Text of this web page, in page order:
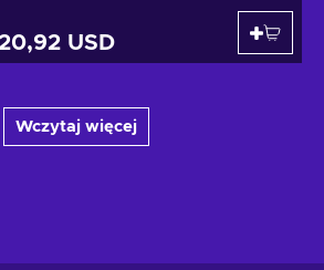
USD
Wczytaj więcej